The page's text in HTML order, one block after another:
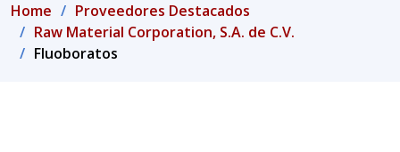
Home
Proveedores Destacados
Raw Material Corporation, S.A. de C.V.
Fluoboratos